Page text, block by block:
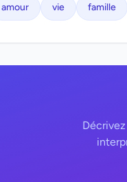
amour vie famille